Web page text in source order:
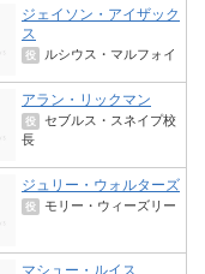
ジェイソン・アイザック
ス
役 ルシウス・マルフォイ
アラン・リックマン
役 セブルス・スネイプ校
長
ジュリー・ウォルターズ
役 モリー・ウィーズリー
マシュー・ルイス